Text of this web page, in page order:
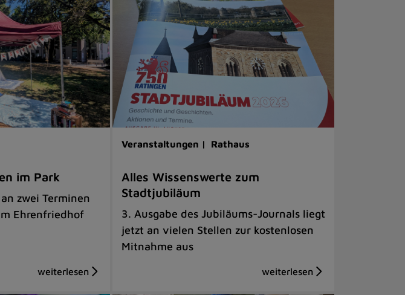
im Park
zwei Terminen
Ehrenfriedhof
Veranstaltungen | Rathaus
Alles Wissenswerte zum
Stadtjubiläum
3. Ausgabe des Jubiläums-Journals liegt
jetzt an vielen Stellen zur kostenlosen
Mitnahme aus